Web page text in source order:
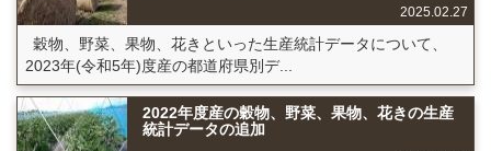
2025.02.27
穀物、野菜、果物、花きといった生産統計データについて、
2023年(令和5年)度産の都道府県別デ...
2022年度産の穀物、野菜、果物、花きの生産
統計データの追加